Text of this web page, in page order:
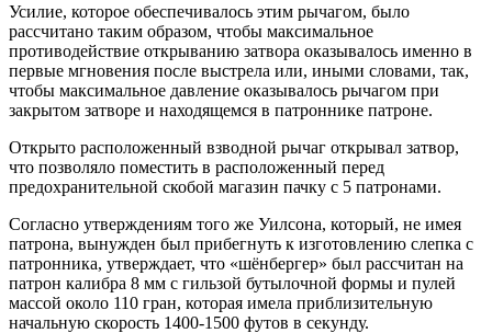
Усилие, которое обеспечивалось этим рычагом, было
рассчитано таким образом, чтобы максимальное
противодействие открыванию затвора оказывалось именно в
первые мгновения после выстрела или, иными словами, так,
чтобы максимальное давление оказывалось рычагом при
закрытом затворе и находящемся в патроннике патроне.
Открыто расположенный взводной рычаг открывал затвор,
что позволяло поместить в расположенный перед
предохранительной скобой магазин пачку с 5 патронами.
Согласно утверждениям того же Уилсона, который, не имея
патрона, вынужден был прибегнуть к изготовлению слепка с
патронника, утверждает, что «шёнбергер» был рассчитан на
патрон калибра 8 мм с гильзой бутылочной формы и пулей
массой около 110 гран, которая имела приблизительную
начальную скорость 1400-1500 футов в секунду.